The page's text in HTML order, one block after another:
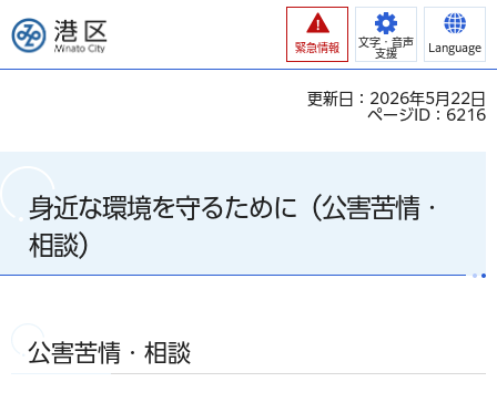
港区
緊急情報
文字・音声
支援
Language
更新日：2026年5月22日
ページID：6216
身近な環境を守るために（公害苦情・
相談）
公害苦情・相談